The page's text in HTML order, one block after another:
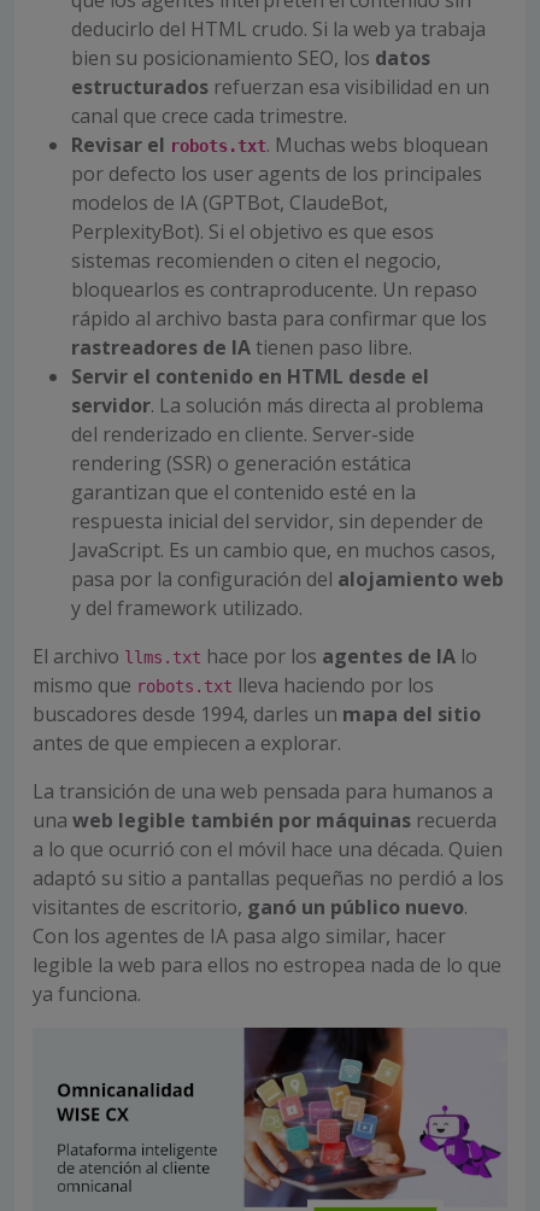
deducirlo del HTML crudo. Si la web ya trabaja
bien su posicionamiento SEO, los datos
estructurados refuerzan esa visibilidad en un
canal que crece cada trimestre.
Revisar el robots.txt. Muchas webs bloquean
por defecto los user agents de los principales
modelos de IA (GPTBot, ClaudeBot,
PerplexityBot). Si el objetivo es que esos
sistemas recomienden o citen el negocio,
bloquearlos es contraproducente. Un repaso
rápido al archivo basta para confirmar que los
rastreadores de IAtienen paso libre.
Servir el contenido en HTML desde el
servidor. La solución más directa al problema
del renderizado en cliente. Server-side
rendering (SSR) o generación estática
garantizan que el contenido esté en la
respuesta inicial del servidor, sin depender de
JavaScript. Es un cambio que, en muchos casos,
pasa por la configuración del alojamiento web
y del framework utilizado.
El archivo llms.txt hace por los agentes de IA lo
mismo que robots.txt lleva haciendo por los
buscadores desde 1994, darles un mapa del sitio
antes de que empiecen a explorar.
La transición de una web pensada para humanos a
una web legible también por máquinas recuerda
a lo que ocurrió con el móvil hace una década. Quien
adaptó su sitio a pantallas pequeñas no perdió a los
visitantes de escritorio, ganó un público nuevo.
Con los agentes de IA pasa algo similar, hacer
legible la web para ellos no estropea nada de lo que
ya funciona.